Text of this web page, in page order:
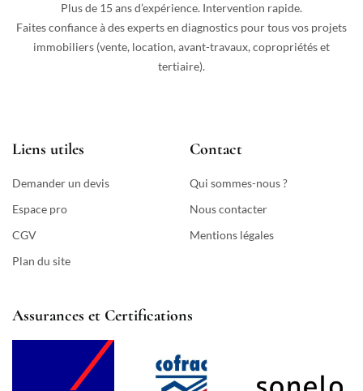
Plus de 15 ans d’expérience. Intervention rapide.
Faites confiance à des experts en diagnostics pour tous vos projets
immobiliers (vente, location, avant-travaux, copropriétés et
tertiaire).
Liens utiles
Demander un devis
Espace pro
CGV
Plan du site
Contact
Qui sommes-nous ?
Nous contacter
Mentions légales
Assurances et Certifications